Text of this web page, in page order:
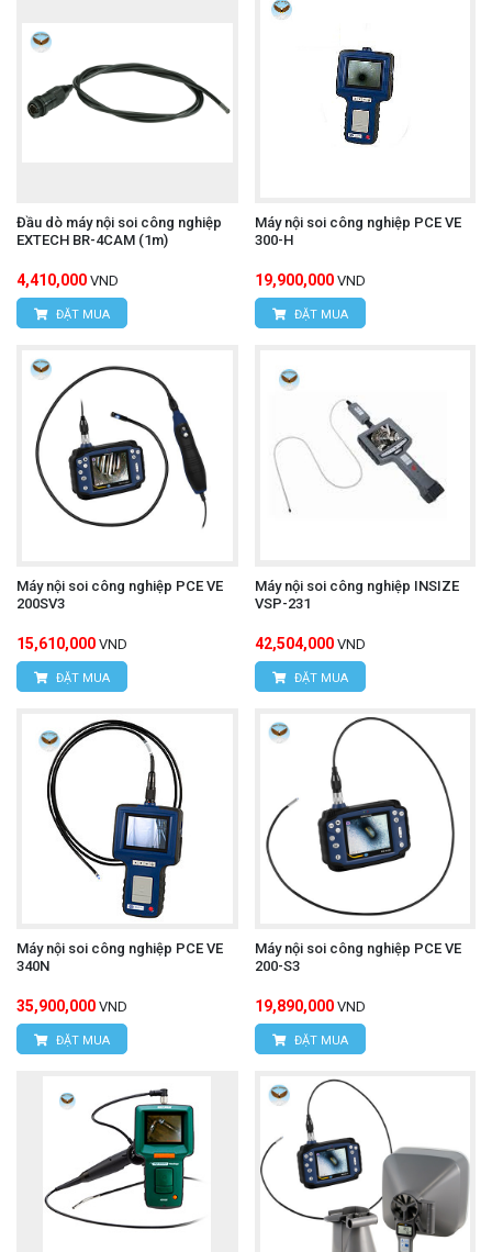
Đầu dò máy nội soi công nghiệp
EXTECH BR-4CAM (1m)
4,410,000 VND
ĐẶT MUA
Máy nội soi công nghiệp PCE VE
300-H
19,900,000 VND
ĐẶT MUA
Máy nội soi công nghiệp PCE VE
200SV3
15,610,000 VND
ĐẶT MUA
Máy nội soi công nghiệp INSIZE
VSP-231
42,504,000 VND
ĐẶT MUA
Máy nội soi công nghiệp PCE VE
340N
35,900,000 VND
ĐẶT MUA
Máy nội soi công nghiệp PCE VE
200-S3
19,890,000 VND
ĐẶT MUA